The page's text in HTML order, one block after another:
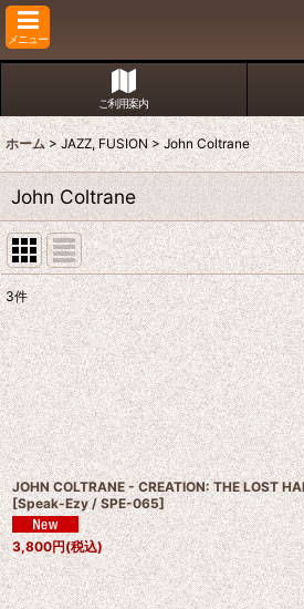
メニュー
ご利用案内
ホーム > JAZZ, FUSION > John Coltrane
John Coltrane
表示数:
並び順:
3件
JOHN COLTRANE - CREATION: THE LOST
[Speak-Ezy / SPE-065]
3,800円(税込)